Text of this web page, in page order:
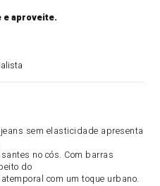
e aproveite.
sem elasticidade apresenta
no cós. Com barras
do
com um toque urbano.